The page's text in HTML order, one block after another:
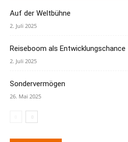
Auf der Weltbühne
2. Juli 2025
Reiseboom als Entwicklungschance
2. Juli 2025
Sondervermögen
26. Mai 2025